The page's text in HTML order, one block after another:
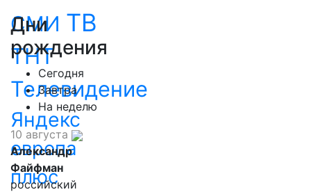
СМИ ТВ
ТНТ
Телевидение
Яндекс
европа
плюс
Дни
рождения
Сегодня
Завтра
На неделю
10 августа
Александр
Файфман
российский